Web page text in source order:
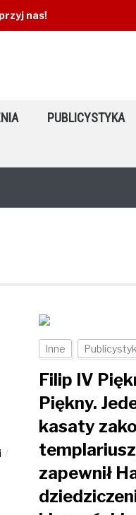
nas!
PUBLICYSTYKA
Inne
Filip IV
Piękny.
kasaty
zapewnił